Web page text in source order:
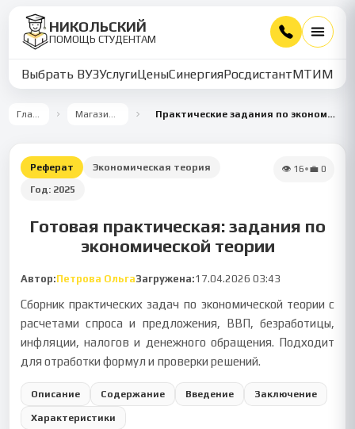
НИКОЛЬСКИЙ
ПОМОЩЬ СТУДЕНТАМ
Выбрать ВУЗУслугиЦеныСинергияРосдистантМТИММУ
Главная Магазин работ Практические задания по экономической теории
Реферат
Экономическая теория
Год: 2025
👁 16•💼 0
Готовая практическая: задания по
экономической теории
Автор:Петрова ОльгаЗагружена:17.04.2026 03:43
Сборник практических задач по экономической теории с
расчетами спроса и предложения, ВВП, безработицы,
инфляции, налогов и денежного обращения. Подходит
для отработки формул и проверки решений.
Описание Содержание Введение Заключение
Характеристики